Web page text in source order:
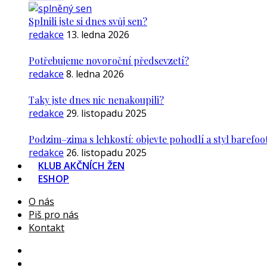
Splnili jste si dnes svůj sen?
redakce 13. ledna 2026
Potřebujeme novoroční předsevzetí?
redakce 8. ledna 2026
Taky jste dnes nic nenakoupili?
redakce 29. listopadu 2025
Podzim–zima s lehkostí: objevte pohodlí a styl
redakce 26. listopadu 2025
KLUB AKČNÍCH ŽEN
ESHOP
O nás
Piš pro nás
Kontakt